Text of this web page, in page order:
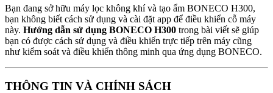
Bạn đang sở hữu máy lọc không khí và tạo ẩm BONECO H300,
bạn không biết cách sử dụng và cài đặt app để điều khiển cỗ máy
này. Hướng dẫn sử dụng BONECO H300 trong bài viết sẽ giúp
bạn có được cách sử dụng và điều khiển trực tiếp trên máy cũng
như kiểm soát và điều khiển thông minh qua ứng dụng BONECO.
THÔNG TIN VÀ CHÍNH SÁCH